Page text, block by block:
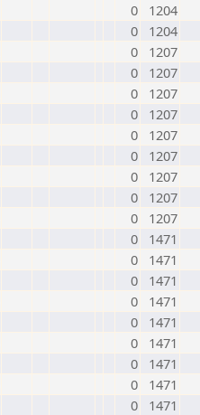
0
1204
0
1204
0
1207
0
1207
0
1207
0
1207
0
1207
0
1207
0
1207
0
1207
0
1207
0
1471
0
1471
0
1471
0
1471
0
1471
0
1471
0
1471
0
1471
0 1471